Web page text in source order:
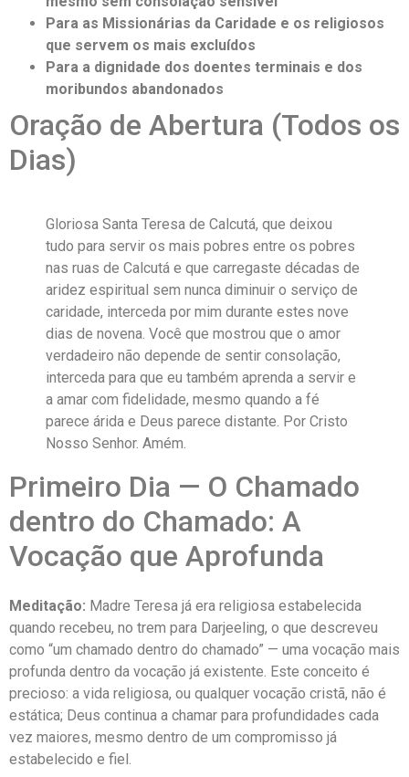
Para as Missionárias da Caridade e os religiosos
que servem os mais excluídos
Para a dignidade dos doentes terminais e dos
moribundos abandonados
Oração de Abertura (Todos os
Dias)
Gloriosa Santa Teresa de Calcutá, que deixou
tudo para servir os mais pobres entre os pobres
nas ruas de Calcutá e que carregaste décadas de
aridez espiritual sem nunca diminuir o serviço de
caridade, interceda por mim durante estes nove
dias de novena. Você que mostrou que o amor
verdadeiro não depende de sentir consolação,
interceda para que eu também aprenda a servir e
a amar com fidelidade, mesmo quando a fé
parece árida e Deus parece distante. Por Cristo
Nosso Senhor. Amém.
Primeiro Dia — O Chamado
dentro do Chamado: A
Vocação que Aprofunda
Meditação: Madre Teresa já era religiosa estabelecida
quando recebeu, no trem para Darjeeling, o que descreveu
como “um chamado dentro do chamado” — uma vocação mais
profunda dentro da vocação já existente. Este conceito é
precioso: a vida religiosa, ou qualquer vocação cristã, não é
estática; Deus continua a chamar para profundidades cada
vez maiores, mesmo dentro de um compromisso já
estabelecido e fiel.